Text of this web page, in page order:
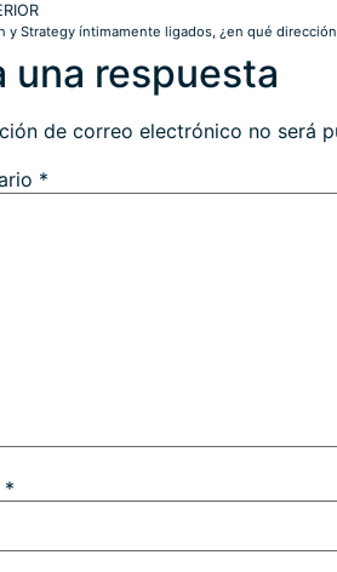
y Strategy íntimamente ligados, ¿en qué
una respuesta
de correo electrónico no será
*
*